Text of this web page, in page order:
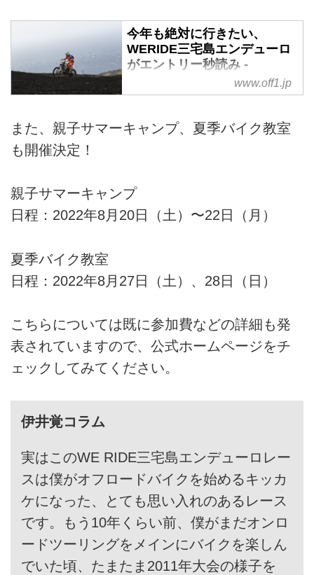
今年も絶対に行きたい、
WERIDE三宅島エンデューロ
がエントリー秒読み -
Off1.jp（オフワン・ドット・
ジェイピー）
クアップを得て毎年11月に開催さ
は好天が続き、まるで日本じゃな
いような最高の景色の中でオフロ
www.off1.jp
また、親子サマーキャンプ、夏季バイク教室
も開催決定！
親子サマーキャンプ
日程：2022年8月20日（土）〜22日（月）
夏季バイク教室
日程：2022年8月27日（土）、28日（日）
こちらについては既に参加費などの詳細も発
表されていますので、公式ホームページをチ
ェックしてみてください。
伊井覚コラム
実はこのWE RIDE三宅島エンデューロレー
スは僕がオフロードバイクを始めるキッカ
ケになった、とても思い入れのあるレース
です。もう10年くらい前、僕がまだオンロ
ードツーリングをメインにバイクを楽しん
でいた頃、たまたま2011年大会の様子を